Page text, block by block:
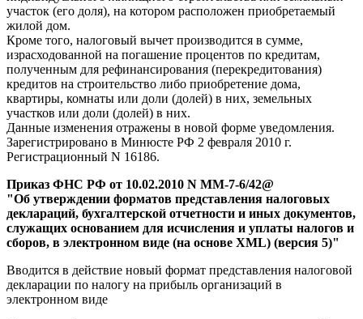
участок (его доля), на котором расположен приобретаемый
жилой дом.
Кроме того, налоговый вычет производится в сумме,
израсходованной на погашение процентов по кредитам,
полученным для рефинансирования (перекредитования)
кредитов на строительство либо приобретение дома,
квартиры, комнаты или доли (долей) в них, земельных
участков или доли (долей) в них.
Данные изменения отражены в новой форме уведомления.
Зарегистрировано в Минюсте РФ 2 февраля 2010 г.
Регистрационный N 16186.
Приказ ФНС РФ от 10.02.2010 N ММ-7-6/42@
"Об утверждении форматов представления налоговых
деклараций, бухгалтерской отчетности и иных документов,
служащих основанием для исчисления и уплаты налогов и
сборов, в электронном виде (на основе XML) (версия 5)"
Вводится в действие новый формат представления налоговой
декларации по налогу на прибыль организаций в
электронном виде